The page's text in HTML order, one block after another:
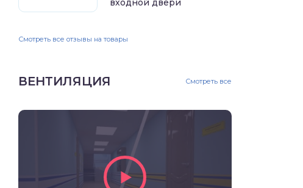
входной двери
Смотреть все отзывы на товары
ВЕНТИЛЯЦИЯ Смотреть все